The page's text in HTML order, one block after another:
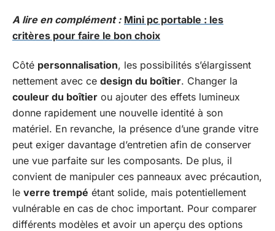
A lire en complément : Mini pc portable : les
critères pour faire le bon choix
Côté personnalisation, les possibilités s’élargissent
nettement avec ce design du boîtier. Changer la
couleur du boîtier ou ajouter des effets lumineux
donne rapidement une nouvelle identité à son
matériel. En revanche, la présence d’une grande vitre
peut exiger davantage d’entretien afin de conserver
une vue parfaite sur les composants. De plus, il
convient de manipuler ces panneaux avec précaution,
le verre trempé étant solide, mais potentiellement
vulnérable en cas de choc important. Pour comparer
différents modèles et avoir un aperçu des options